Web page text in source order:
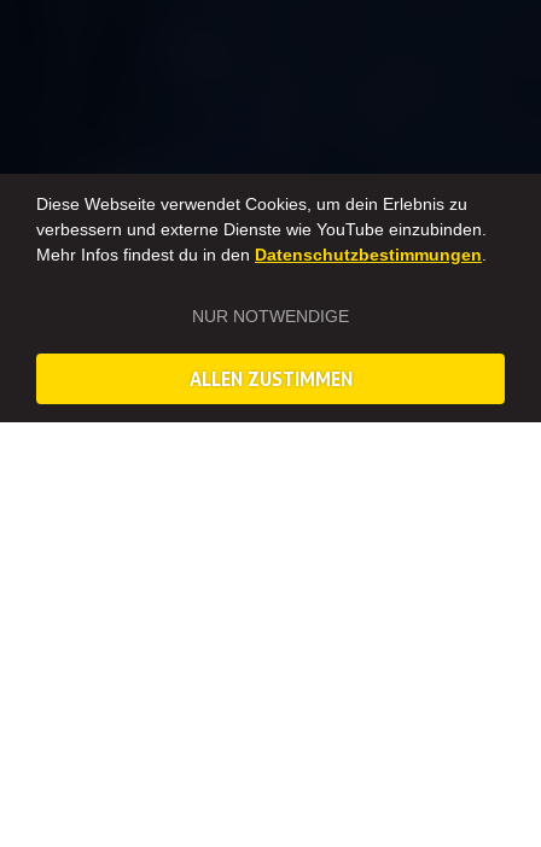
Diese Webseite verwendet Cookies, um dein Erlebnis zu
verbessern und externe Dienste wie YouTube einzubinden.
Mehr Infos findest du in den Datenschutzbestimmungen.
NUR NOTWENDIGE
ALLEN ZUSTIMMEN